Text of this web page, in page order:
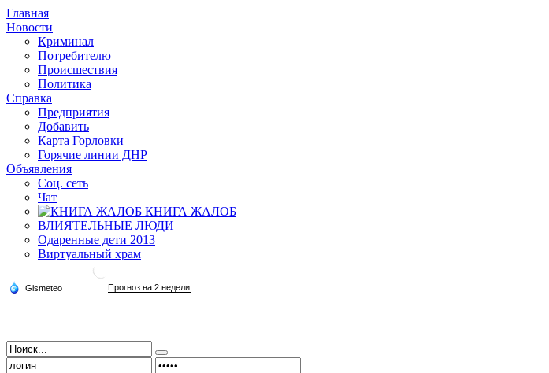
Главная
Новости
Криминал
Потребителю
Происшествия
Политика
Справка
Предприятия
Добавить
Карта Горловки
Горячие линии ДНР
Объявления
Соц. сеть
Чат
КНИГА ЖАЛОБ
ВЛИЯТЕЛЬНЫЕ ЛЮДИ
Одаренные дети 2013
Виртуальный храм